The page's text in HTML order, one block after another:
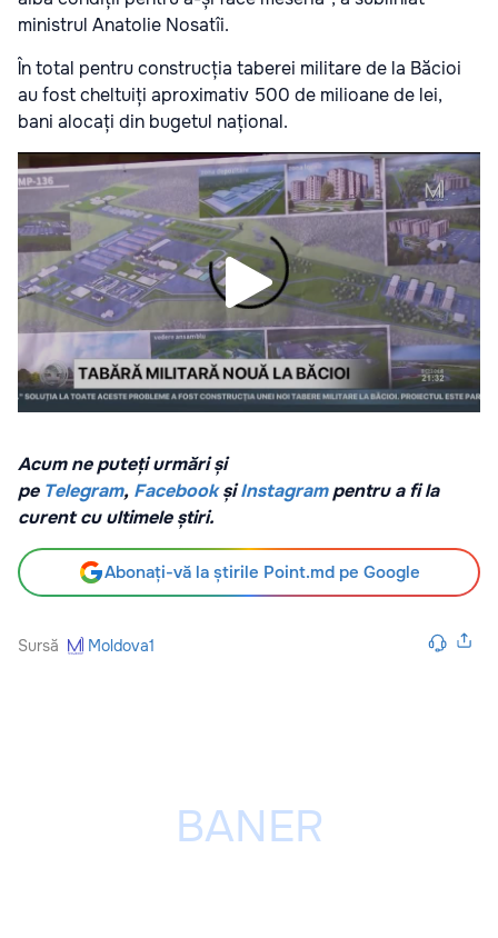
ministrul Anatolie Nosatîi.
În total pentru construcția taberei militare de la Băcioi
au fost cheltuiți aproximativ 500 de milioane de lei,
bani alocați din bugetul național.
Acum ne puteți urmări și
pe Telegram, Facebook șiInstagrampentru a fi la
curent cu ultimele știri.
Abonați-vă la știrile Point.md pe Google
Sursă Moldova1